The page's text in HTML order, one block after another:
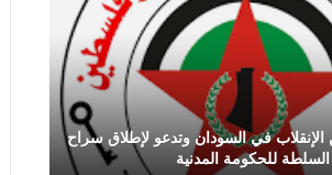
الإنقلاب في السودان وتدعو لإطلاق سراح
السلطة للحكومة المدنية